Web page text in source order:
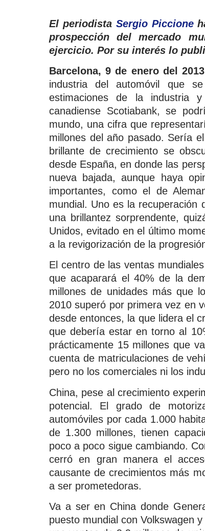
El periodistaSergio Piccione
prospección del mercado
ejercicio. Por su interés lo
Barcelona, 9 de enero del
industria del automóvil que
estimaciones de la industria
canadiense Scotiabank, se
mundo, una cifra que
millones del año pasado. Sería
brillante de crecimiento se
desde España, en donde las
nueva bajada, aunque haya
importantes, como el de
mundial. Uno es la recuperación
una brillantez sorprendente,
Unidos, evitado en el último
a la revigorización de la
El centro de las ventas
que acaparará el 40% de la
millones de unidades más que
2010 superó por primera vez en
desde entonces, la que lidera el
que debería estar en torno al
prácticamente 15 millones que
cuenta de matriculaciones de
pero no los comerciales ni los
China, pese al crecimiento
potencial. El grado de
automóviles por cada 1.000
de 1.300 millones, tienen
poco a poco sigue cambiando.
cerró en gran manera el
causante de crecimientos más
a ser prometedoras.
Va a ser en China donde
puesto mundial con Volkswagen